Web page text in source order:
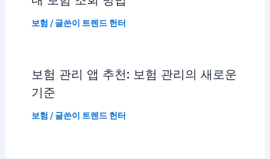
보험 / 글쓴이 트렌드 헌터
보험 관리 앱 추천: 보험 관리의 새로운
기준
보험 / 글쓴이 트렌드 헌터